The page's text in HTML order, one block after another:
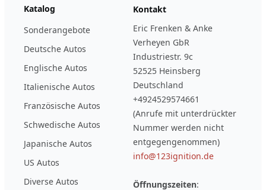
Katalog
Sonderangebote
Deutsche Autos
Englische Autos
Italienische Autos
Französische Autos
Schwedische Autos
Japanische Autos
US Autos
Diverse Autos
Kontakt
Eric Frenken & Anke
Verheyen GbR
Industriestr. 9c
52525 Heinsberg
Deutschland
+4924529574661
(Anrufe mit unterdrückter
Nummer werden nicht
entgegengenommen)
info@123ignition.de
Öffnungszeiten: